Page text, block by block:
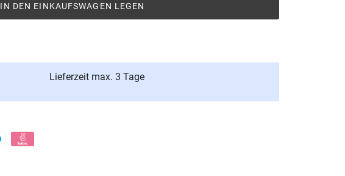
IN DEN EINKAUFSWAGEN LEGEN
Lieferzeit max. 3 Tage